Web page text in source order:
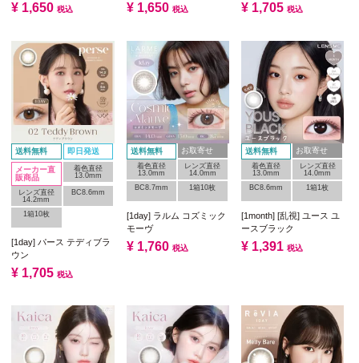
¥ 1,650 税込 ¥ 1,650 税込 ¥ 1,705 税込
送料無料 即日発送
メーカー直
販商品
着色直径
13.0mm
レンズ直径
14.2mm
BC8.6mm
1箱10枚
[1day] パース テディブラ
ウン
¥ 1,705 税込
送料無料 お取寄せ
着色直径
13.0mm
レンズ直径
14.0mm
BC8.7mm
1箱10枚
[1day] ラルム コズミック
モーヴ
¥ 1,760 税込
送料無料 お取寄せ
着色直径
13.0mm
レンズ直径
14.0mm
BC8.6mm
1箱1枚
[1month] [乱視] ユース ユ
ースブラック
¥ 1,391 税込